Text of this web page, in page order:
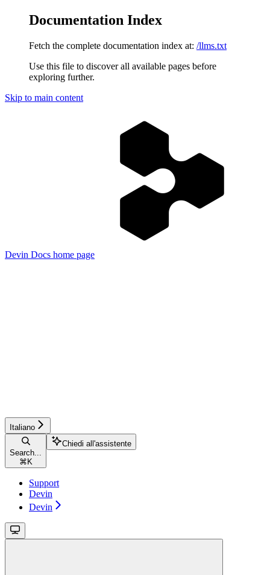
Documentation Index
Fetch the complete documentation index at: /llms.txt
Use this file to discover all available pages before
exploring further.
Skip to main content
Devin Docs home page
Italiano
Search...
⌘ K
Chiedi all'assistente
Support
Devin
Devin